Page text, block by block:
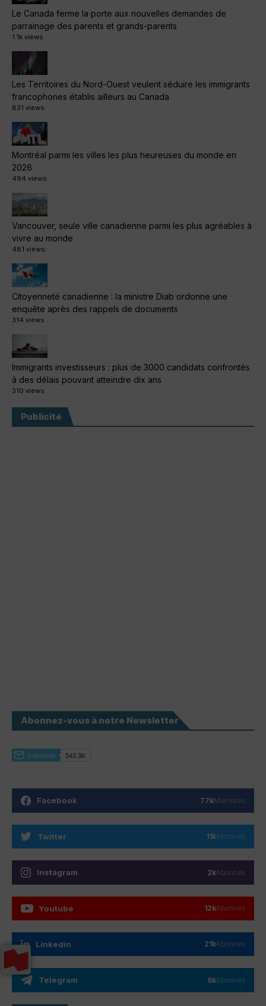
Le Canada ferme la porte aux nouvelles demandes de
parrainage des parents et grands-parents
1.1k views
Les Territoires du Nord-Ouest veulent séduire les immigrants
francophones établis ailleurs au Canada
831 views
Montréal parmi les villes les plus heureuses du monde en
2026
494 views
Vancouver, seule ville canadienne parmi les plus agréables à
vivre au monde
481 views
Citoyenneté canadienne : la ministre Diab ordonne une
enquête après des rappels de documents
314 views
Immigrants investisseurs : plus de 3000 candidats confrontés
à des délais pouvant atteindre dix ans
310 views
Publicité
Abonnez-vous à notre Newsletter
Facebook 77kMembres
Twitter 11kAbonnés
Instagram 2kAbonnés
Youtube 12kAbonnés
Linkedin 21kAbonnés
Telegram 6kAbonnés